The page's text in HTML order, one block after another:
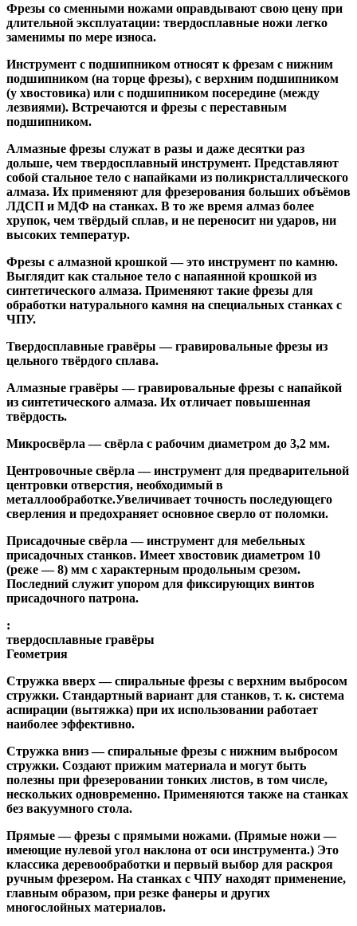
Фрезы со сменными ножами оправдывают свою цену при
длительной эксплуатации: твердосплавные ножи легко
заменимы по мере износа.
Инструмент с подшипником относят к фрезам с нижним
подшипником (на торце фрезы), с верхним подшипником
(у хвостовика) или с подшипником посередине (между
лезвиями). Встречаются и фрезы с переставным
подшипником.
Алмазные фрезы служат в разы и даже десятки раз
дольше, чем твердосплавный инструмент. Представляют
собой стальное тело с напайками из поликристаллического
алмаза. Их применяют для фрезерования больших объёмов
ЛДСП и МДФ на станках. В то же время алмаз более
хрупок, чем твёрдый сплав, и не переносит ни ударов, ни
высоких температур.
Фрезы с алмазной крошкой— это инструмент по камню.
Выглядит как стальное тело с напаянной крошкой из
синтетического алмаза. Применяют такие фрезы для
обработки натурального камня на специальных станках с
ЧПУ.
Твердосплавные гравёры — гравировальные фрезы из
цельного твёрдого сплава.
Алмазные гравёры — гравировальные фрезы с напайкой
из синтетического алмаза. Их отличает повышенная
твёрдость.
Микросвёрла — свёрла с рабочим диаметром до 3,2 мм.
Центровочные свёрла — инструмент для предварительной
центровки отверстия, необходимый в
металлообработке.Увеличивает точность последующего
сверления и предохраняет основное сверло от поломки.
Присадочные свёрла — инструмент для мебельных
присадочных станков. Имеет хвостовик диаметром 10
(реже — 8) мм с характерным продольным срезом.
Последний служит упором для фиксирующих винтов
присадочного патрона.
:
твердосплавные гравёры
Геометрия
Стружка вверх— спиральные фрезы с верхним выбросом
стружки. Стандартный вариант для станков, т. к. система
аспирации (вытяжка) при их использовании работает
наиболее эффективно.
Стружка вниз— спиральные фрезы с нижним выбросом
стружки. Создают прижим материала и могут быть
полезны при фрезеровании тонких листов, в том числе,
нескольких одновременно. Применяются также на станках
без вакуумного стола.
Прямые— фрезы с прямыми ножами. (Прямые ножи —
имеющие нулевой угол наклона от оси инструмента.) Это
классика деревообработки и первый выбор для раскроя
ручным фрезером. На станках с ЧПУ находят применение,
главным образом, при резке фанеры и других
многослойных материалов.